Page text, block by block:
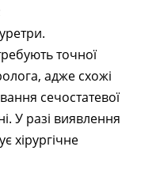
точної
адже схожі
сечостатевої
У разі виявлення
хірургічне